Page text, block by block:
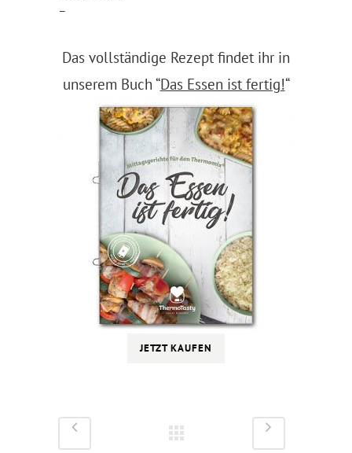
–
Das vollständige Rezept findet ihr in
unserem Buch “Das Essen ist fertig!“
JETZT KAUFEN